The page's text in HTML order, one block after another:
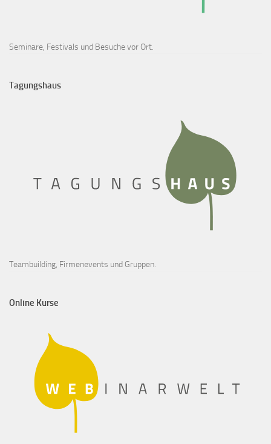
Seminare, Festivals und Besuche vor Ort.
Tagungshaus
Teambuilding, Firmenevents und Gruppen.
Online Kurse